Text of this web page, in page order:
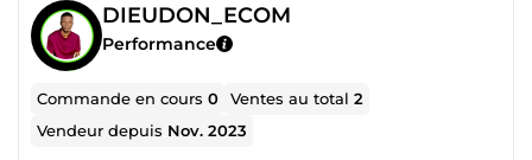
DIEUDON_ECOM
Performance
Commande en cours0 Ventes au total2
Vendeur depuis Nov. 2023